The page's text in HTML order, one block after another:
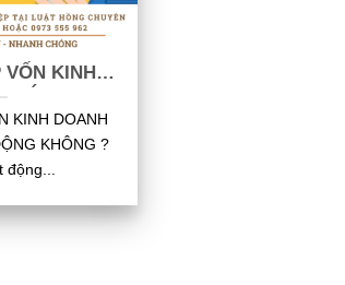
VỐN KINH
SỨC LAO
KINH DOANH
KHÔNG ?